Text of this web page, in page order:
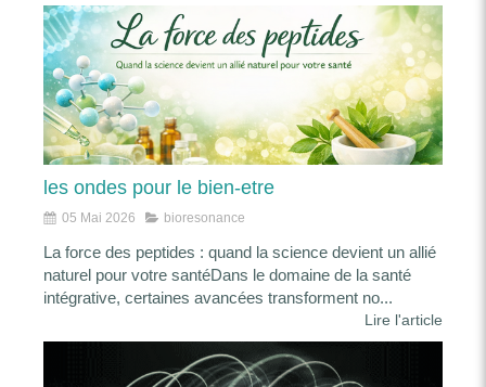
les ondes pour le bien-etre
05 Mai 2026 bioresonance
La force des peptides : quand la science devient un allié
naturel pour votre santéDans le domaine de la santé
intégrative, certaines avancées transforment no...
Lire l'article